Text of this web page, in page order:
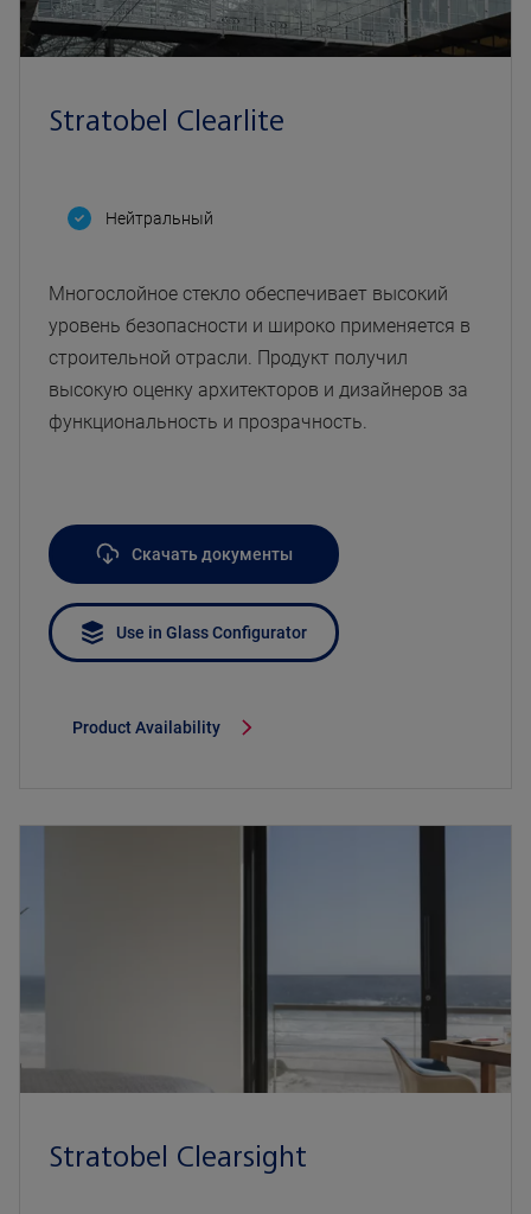
Stratobel Clearlite
Нейтральный
Многослойное стекло обеспечивает высокий
уровень безопасности и широко применяется в
строительной отрасли. Продукт получил
высокую оценку архитекторов и дизайнеров за
функциональность и прозрачность.
Скачать документы
Use in Glass Configurator
Product Availability
Stratobel Clearsight